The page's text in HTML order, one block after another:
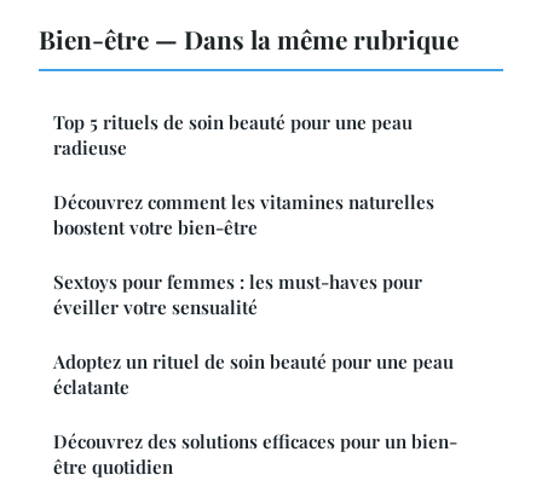
Bien-être — Dans la même rubrique
Top 5 rituels de soin beauté pour une peau
radieuse
Découvrez comment les vitamines naturelles
boostent votre bien-être
Sextoys pour femmes : les must-haves pour
éveiller votre sensualité
Adoptez un rituel de soin beauté pour une peau
éclatante
Découvrez des solutions efficaces pour un bien-
être quotidien